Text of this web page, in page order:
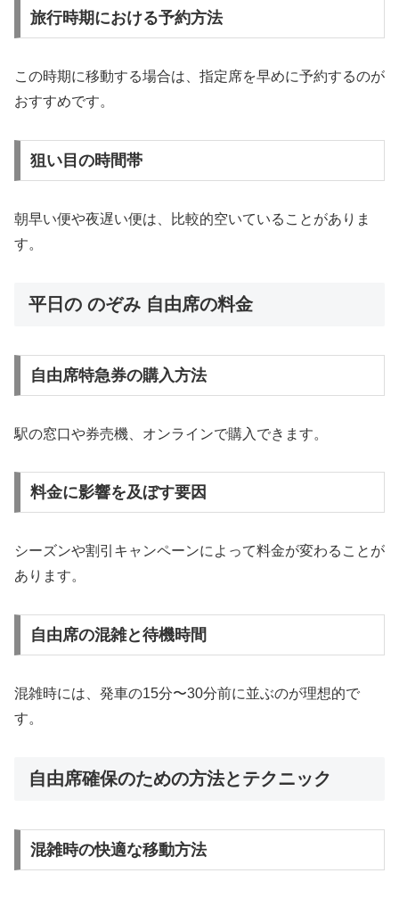
旅行時期における予約方法
この時期に移動する場合は、指定席を早めに予約するのが
おすすめです。
狙い目の時間帯
朝早い便や夜遅い便は、比較的空いていることがありま
す。
平日の のぞみ 自由席の料金
自由席特急券の購入方法
駅の窓口や券売機、オンラインで購入できます。
料金に影響を及ぼす要因
シーズンや割引キャンペーンによって料金が変わることが
あります。
自由席の混雑と待機時間
混雑時には、発車の15分〜30分前に並ぶのが理想的で
す。
自由席確保のための方法とテクニック
混雑時の快適な移動方法